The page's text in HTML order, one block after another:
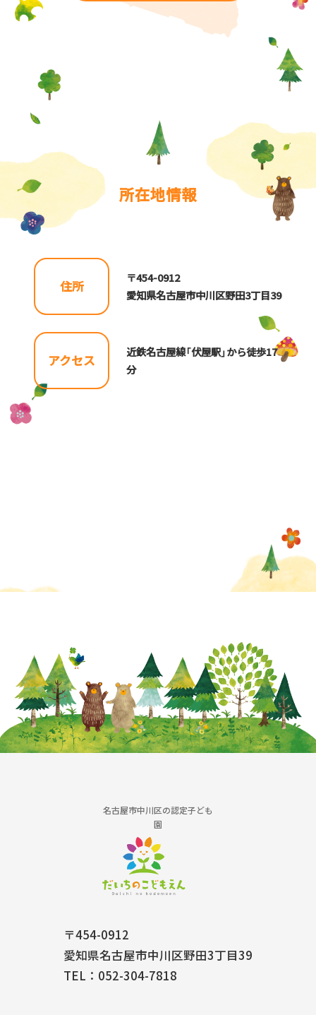
所在地情報
住所
〒454-0912
愛知県名古屋市中川区野田3丁目39
アクセス
近鉄名古屋線「伏屋駅」から徒歩17
分
名古屋市中川区の認定子ども
園
〒454-0912
愛知県名古屋市中川区野田3丁目39
TEL：052-304-7818